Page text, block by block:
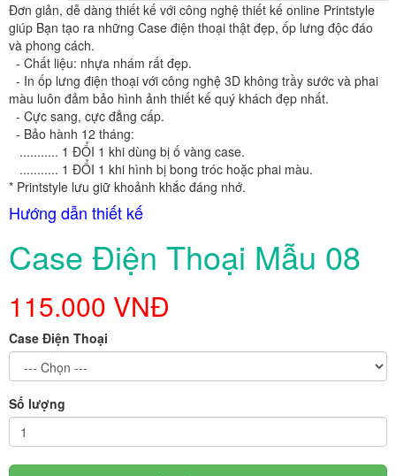
Đơn giản, dễ dàng thiết kế với công nghệ thiết kế online Printstyle
giúp Bạn tạo ra những Case điện thoại thật đẹp, ốp lưng độc đáo
và phong cách.
- Chất liệu: nhựa nhám rất đẹp.
- In ốp lưng điện thoại với công nghệ 3D không trầy sước và phai
màu luôn đảm bảo hình ảnh thiết kế quý khách đẹp nhất.
- Cực sang, cực đẳng cấp.
- Bảo hành 12 tháng:
........... 1 ĐỔI 1 khi dùng bị ố vàng case.
........... 1 ĐỔI 1 khi hình bị bong tróc hoặc phai màu.
* Printstyle lưu giữ khoảnh khắc đáng nhớ.
Hướng dẫn thiết kế
Case Điện Thoại Mẫu 08
115.000 VNĐ
Case Điện Thoại
Số lượng